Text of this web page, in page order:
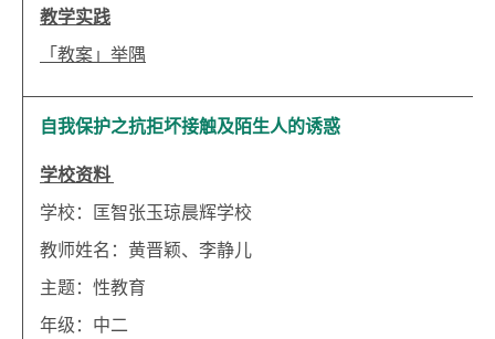
教学实践
「教案」举隅
自我保护之抗拒坏接触及陌生人的诱惑
学校资料
学校：匡智张玉琼晨辉学校
教师姓名：黄晋颖、李静儿
主题：性教育
年级：中二